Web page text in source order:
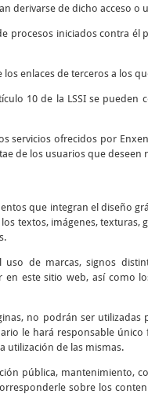
de dicho acceso o
procesos iniciados contra
enlaces de terceros a los
10 de la LSSI se pueden
servicios ofrecidos por
de los usuarios que deseen
que integran el diseño
textos, imágenes,
de marcas, signos
este sitio web, así como
no podrán ser
le hará responsable
utilización de las mismas.
pública, mantenimiento,
sobre los